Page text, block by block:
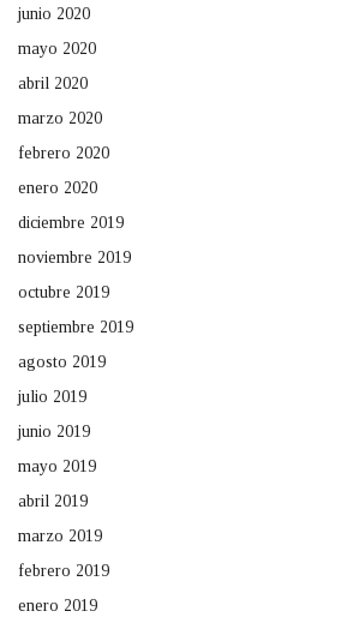
junio 2020
mayo 2020
abril 2020
marzo 2020
febrero 2020
enero 2020
diciembre 2019
noviembre 2019
octubre 2019
septiembre 2019
agosto 2019
julio 2019
junio 2019
mayo 2019
abril 2019
marzo 2019
febrero 2019
enero 2019